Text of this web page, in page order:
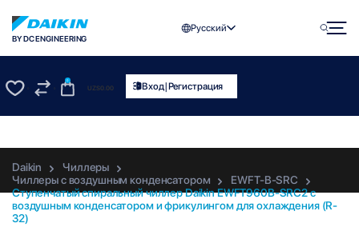
BY DC ENGINEERING
Русский
0
UZS0.00 Вход|Регистрация
Daikin
Чиллеры
Чиллеры с воздушным конденсатором
EWFT-B-SRC
Ступенчатый спиральный чиллер Daikin EWFT960B-SRC2 с
воздушным конденсатором и фрикулингом для охлаждения (R-
32)